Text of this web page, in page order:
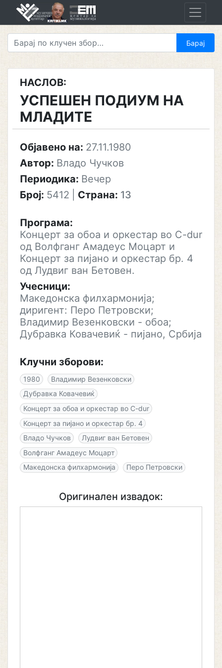
НАСЛОВ:
УСПЕШЕН ПОДИУМ НА
МЛАДИТЕ
Објавено на: 27.11.1980
Автор: Владо Чучков
Периодика: Вечер
Број: 5412 Страна: 13
Програма:
Концерт за обоа и оркестар во C-dur
од Волфганг Амадеус Моцарт и
Концерт за пијано и оркестар бр. 4
од Лудвиг ван Бетовен.
Учесници:
Македонска филхармонија;
диригент: Перо Петровски;
Владимир Везенковски - обоа;
Дубравка Ковачевиќ - пијано, Србија
Клучни зборови:
1980
Владимир Везенковски
Дубравка Ковачевиќ
Концерт за обоа и оркестар во C-dur
Концерт за пијано и оркестар бр. 4
Владо Чучков
Лудвиг ван Бетовен
Волфганг Амадеус Моцарт
Македонска филхармонија
Перо Петровски
Оригинален извадок: